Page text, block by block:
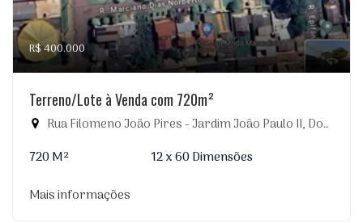
R$ 400.000
Terreno/Lote à Venda com 720m²
Rua Filomeno João Pires - Jardim João Paulo II, Dourados-MS
720 M²
12 x 60 Dimensões
Mais informações